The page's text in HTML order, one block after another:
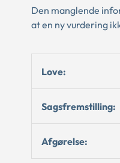
Den manglende
at en ny vurdering
Love:
Sagsfremstilling:
Afgørelse: